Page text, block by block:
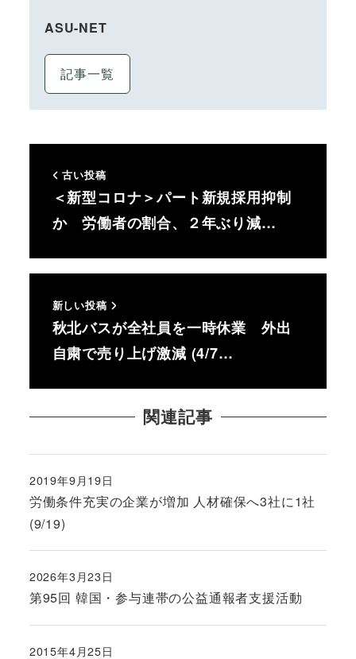
ASU-NET
記事一覧
古い投稿
＜新型コロナ＞パート新規採用抑制
か 労働者の割合、２年ぶり減…
新しい投稿
秋北バスが全社員を一時休業 外出
自粛で売り上げ激減 (4/7…
関連記事
労働条件充実の企業が増加 人材確保へ3社に1社
(9/19)
投稿日
2019年9月19日
第95回 韓国・参与連帯の公益通報者支援活動
投稿日
2026年3月23日
2015年4月25日